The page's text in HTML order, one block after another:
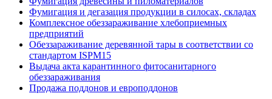
Фумигация и дегазация продукции в силосах, складах
Комплексное обеззараживание хлебоприемных
предприятий
Обеззараживание деревянной тары в соответствии со
стандартом ISPM15
Выдача акта карантинного фитосанитарного
обеззараживания
Продажа поддонов и европоддонов